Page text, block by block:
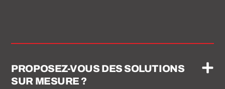
PROPOSEZ-VOUS DES SOLUTIONS
SUR MESURE ?